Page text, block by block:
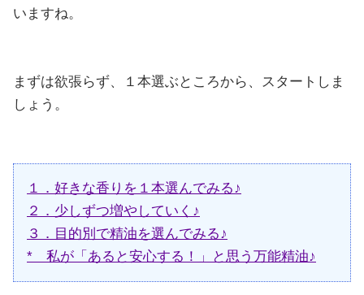
いますね。
まずは欲張らず、１本選ぶところから、スタートしま
しょう。
１．好きな香りを１本選んでみる♪
２．少しずつ増やしていく♪
３．目的別で精油を選んでみる♪
* 私が「あると安心する！」と思う万能精油♪